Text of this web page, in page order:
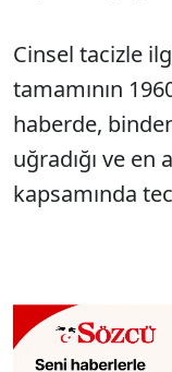
Cinsel tacizle
tamamının
haberde,
uğradığı ve
kapsamında